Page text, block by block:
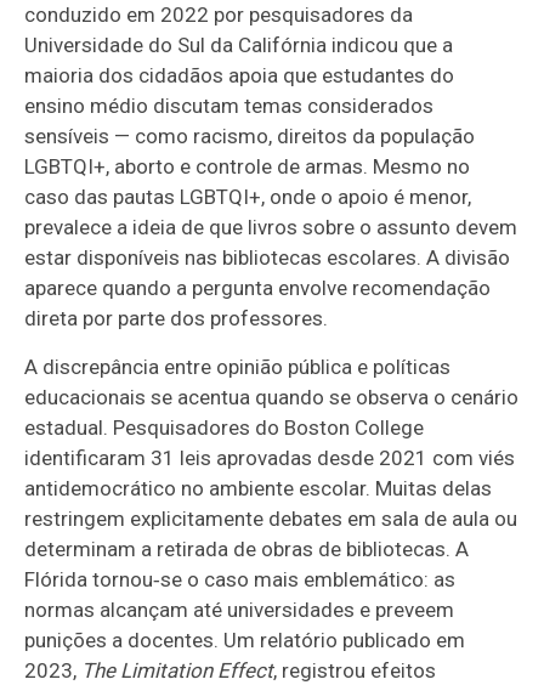
conduzido em 2022 por pesquisadores da
Universidade do Sul da Califórnia indicou que a
maioria dos cidadãos apoia que estudantes do
ensino médio discutam temas considerados
sensíveis — como racismo, direitos da população
LGBTQI+, aborto e controle de armas. Mesmo no
caso das pautas LGBTQI+, onde o apoio é menor,
prevalece a ideia de que livros sobre o assunto devem
estar disponíveis nas bibliotecas escolares. A divisão
aparece quando a pergunta envolve recomendação
direta por parte dos professores.
A discrepância entre opinião pública e políticas
educacionais se acentua quando se observa o cenário
estadual. Pesquisadores do Boston College
identificaram 31 leis aprovadas desde 2021 com viés
antidemocrático no ambiente escolar. Muitas delas
restringem explicitamente debates em sala de aula ou
determinam a retirada de obras de bibliotecas. A
Flórida tornou‑se o caso mais emblemático: as
normas alcançam até universidades e preveem
punições a docentes. Um relatório publicado em
2023, The Limitation Effect, registrou efeitos